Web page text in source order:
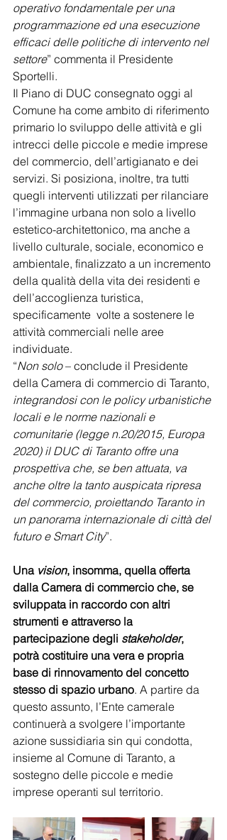
operativo fondamentale per una
programmazione ed una esecuzione
efficaci delle politiche di intervento nel
settore” commenta il Presidente
Sportelli.
Il Piano di DUC consegnato oggi al
Comune ha come ambito di riferimento
primario lo sviluppo delle attività e gli
intrecci delle piccole e medie imprese
del commercio, dell’artigianato e dei
servizi. Si posiziona, inoltre, tra tutti
quegli interventi utilizzati per rilanciare
l’immagine urbana non solo a livello
estetico-architettonico, ma anche a
livello culturale, sociale, economico e
ambientale, finalizzato a un incremento
della qualità della vita dei residenti e
dell’accoglienza turistica,
specificamente  volte a sostenere le
attività commerciali nelle aree
individuate.
“Non solo – conclude il Presidente
della Camera di commercio di Taranto,
integrandosi con le policy urbanistiche
locali e le norme nazionali e
comunitarie (legge n.20/2015, Europa
2020) il DUC di Taranto offre una
prospettiva che, se ben attuata, va
anche oltre la tanto auspicata ripresa
del commercio, proiettando Taranto in
un panorama internazionale di città del
futuro e Smart City”.
Una vision, insomma, quella offerta
dalla Camera di commercio che, se
sviluppata in raccordo con altri
strumenti e attraverso la
partecipazione degli stakeholder,
potrà costituire una vera e propria
base di rinnovamento del concetto
stesso di spazio urbano. A partire da
questo assunto, l’Ente camerale
continuerà a svolgere l’importante
azione sussidiaria sin qui condotta,
insieme al Comune di Taranto, a
sostegno delle piccole e medie
imprese operanti sul territorio.